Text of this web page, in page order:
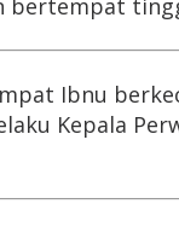
bertempat
Ibnu
Kepala